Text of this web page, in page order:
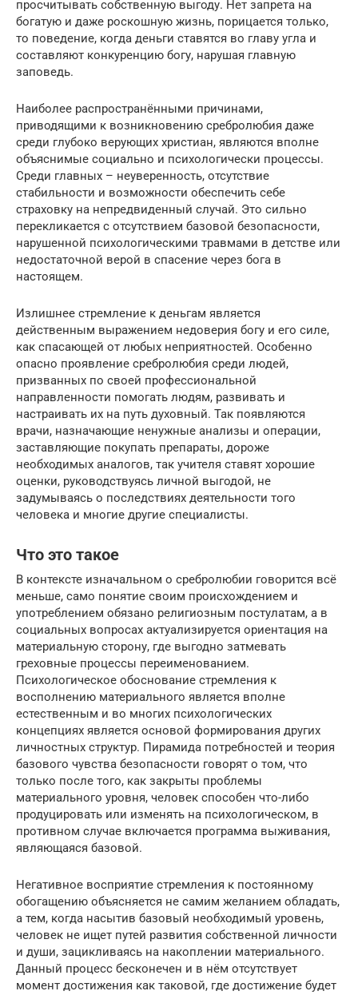
просчитывать собственную выгоду. Нет запрета на
богатую и даже роскошную жизнь, порицается только,
то поведение, когда деньги ставятся во главу угла и
составляют конкуренцию богу, нарушая главную
заповедь.
Наиболее распространёнными причинами,
приводящими к возникновению сребролюбия даже
среди глубоко верующих христиан, являются вполне
объяснимые социально и психологически процессы.
Среди главных – неуверенность, отсутствие
стабильности и возможности обеспечить себе
страховку на непредвиденный случай. Это сильно
перекликается с отсутствием базовой безопасности,
нарушенной психологическими травмами в детстве или
недостаточной верой в спасение через бога в
настоящем.
Излишнее стремление к деньгам является
действенным выражением недоверия богу и его силе,
как спасающей от любых неприятностей. Особенно
опасно проявление сребролюбия среди людей,
призванных по своей профессиональной
направленности помогать людям, развивать и
настраивать их на путь духовный. Так появляются
врачи, назначающие ненужные анализы и операции,
заставляющие покупать препараты, дороже
необходимых аналогов, так учителя ставят хорошие
оценки, руководствуясь личной выгодой, не
задумываясь о последствиях деятельности того
человека и многие другие специалисты.
Что это такое
В контексте изначальном о сребролюбии говорится всё
меньше, само понятие своим происхождением и
употреблением обязано религиозным постулатам, а в
социальных вопросах актуализируется ориентация на
материальную сторону, где выгодно затмевать
греховные процессы переименованием.
Психологическое обоснование стремления к
восполнению материального является вполне
естественным и во многих психологических
концепциях является основой формирования других
личностных структур. Пирамида потребностей и теория
базового чувства безопасности говорят о том, что
только после того, как закрыты проблемы
материального уровня, человек способен что-либо
продуцировать или изменять на психологическом, в
противном случае включается программа выживания,
являющаяся базовой.
Негативное восприятие стремления к постоянному
обогащению объясняется не самим желанием обладать,
а тем, когда насытив базовый необходимый уровень,
человек не ищет путей развития собственной личности
и души, зацикливаясь на накоплении материального.
Данный процесс бесконечен и в нём отсутствует
момент достижения как таковой, где достижение будет